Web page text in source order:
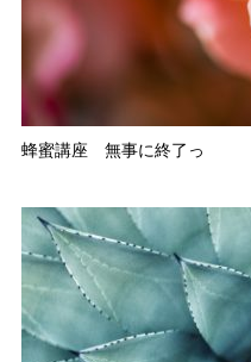
蜂蜜講座 無事に終了っ